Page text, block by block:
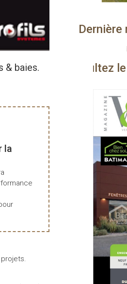
& baies.
la
Dernière
le magazine